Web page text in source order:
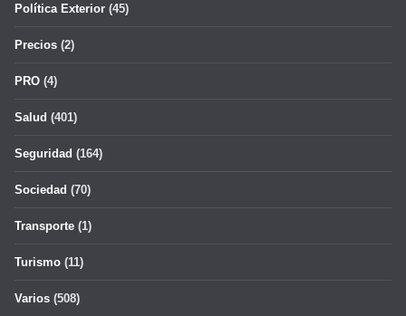
Política Exterior (45)
Precios (2)
PRO (4)
Salud (401)
Seguridad (164)
Sociedad (70)
Transporte (1)
Turismo (11)
Varios (508)